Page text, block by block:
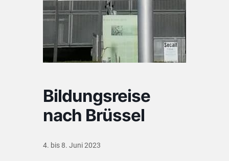
Bildungsreise
nach Brüssel
4. bis 8. Juni 2023